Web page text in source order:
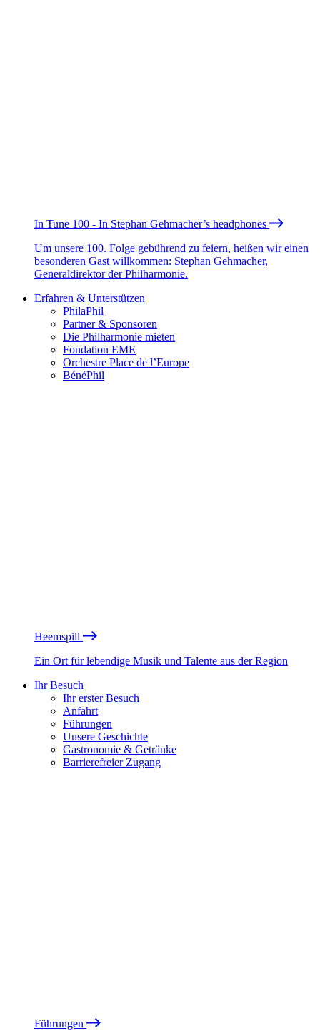
In Tune 100 - In Stephan Gehmacher’s headphones
Um unsere 100. Folge gebührend zu feiern, heißen wir einen
besonderen Gast willkommen: Stephan Gehmacher,
Generaldirektor der Philharmonie.
Erfahren & Unterstützen
PhilaPhil
Partner & Sponsoren
Die Philharmonie mieten
Fondation EME
Orchestre Place de l’Europe
BénéPhil
Heemspill
Ein Ort für lebendige Musik und Talente aus der Region
Ihr Besuch
Ihr erster Besuch
Anfahrt
Führungen
Unsere Geschichte
Gastronomie & Getränke
Barrierefreier Zugang
Führungen